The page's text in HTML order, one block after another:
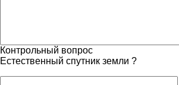
Контрольный вопрос
Естественный спутник земли ?